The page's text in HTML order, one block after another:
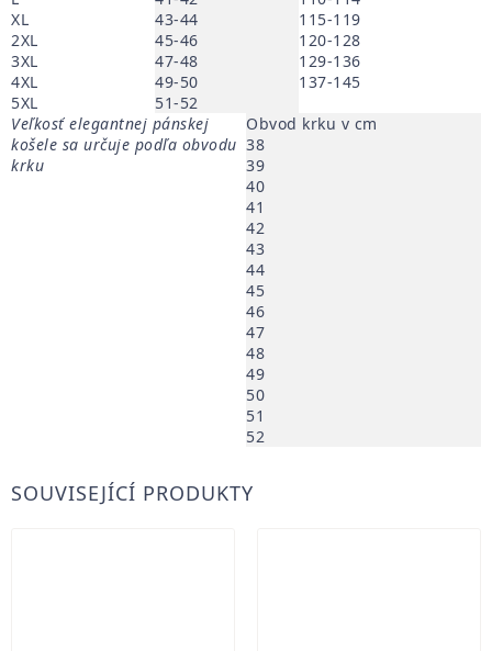
XL
2XL
3XL
4XL
5XL
43-44
45-46
47-48
49-50
51-52
115-119
120-128
129-136
137-145
Veľkosť elegantnej pánskej
košele sa určuje podľa obvodu
krku
Obvod krku v cm
38
39
40
41
42
43
44
45
46
47
48
49
50
51
52
SOUVISEJÍCÍ PRODUKTY